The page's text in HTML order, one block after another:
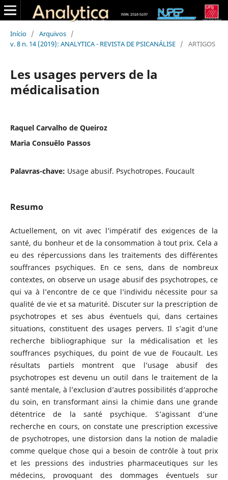
Início / Arquivos /
v. 8 n. 14 (2019): ANALYTICA - REVISTA DE PSICANÁLISE / ARTIGOS
Les usages pervers de la
médicalisation
Raquel Carvalho de Queiroz
Maria Consuêlo Passos
Palavras-chave: Usage abusif. Psychotropes. Foucault
Resumo
Actuellement, on vit avec l’impératif des exigences de la
santé, du bonheur et de la consommation à tout prix. Cela a
eu des répercussions dans les traitements des différentes
souffrances psychiques. En ce sens, dans de nombreux
contextes, on observe un usage abusif des psychotropes, ce
qui va à l’encontre de ce que l’individu nécessite pour sa
qualité de vie et sa maturité. Discuter sur la prescription de
psychotropes et ses abus éventuels qui, dans certaines
situations, constituent des usages pervers. Il s’agit d’une
recherche bibliographique sur la médicalisation et les
souffrances psychiques, du point de vue de Foucault. Les
résultats partiels montrent que l’usage abusif des
psychotropes est devenu un outil dans le traitement de la
santé mentale, à l’exclusion d’autres possibilités d’approche
du soin, en transformant ainsi la chimie dans une grande
détentrice de la santé psychique. S’agissant d’une
recherche en cours, on constate une prescription excessive
de psychotropes, une distorsion dans la notion de maladie
comme quelque chose qui a besoin de contrôle à tout prix
et les pressions des industries pharmaceutiques sur les
médecins, provoquant des dommages éventuels sur